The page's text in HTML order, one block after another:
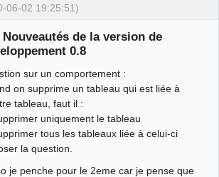
06-02 19:25:51)
Nouveautés de la version de
0.8
sur un comportement :
on supprime un tableau qui est liée à
tableau, faut il :
uniquement le tableau
tous les tableaux liée à celui-ci
la question.
je penche pour le 2eme car je pense que